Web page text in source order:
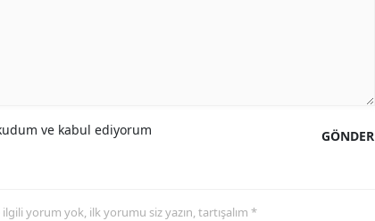
GÖNDER
ve kabul ediyorum
yorum yok, ilk yorumu siz yazın, tartışalım *